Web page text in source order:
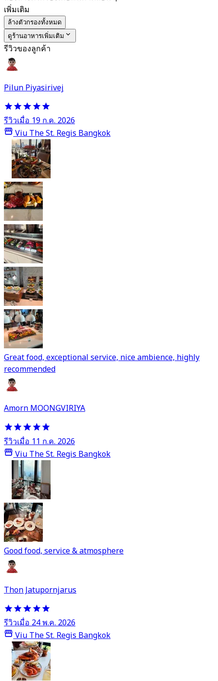
เพิ่มเติม
ล้างตัวกรองทั้งหมด
ดูร้านอาหารเพิ่มเติม
รีวิวของลูกค้า
Pilun Piyasirivej
รีวิวเมื่อ 19 ก.ค. 2026
Viu The St. Regis Bangkok
Great food, exceptional service, nice ambience, highly
recommended
Amorn MOONGVIRIYA
รีวิวเมื่อ 11 ก.ค. 2026
Viu The St. Regis Bangkok
Good food, service & atmosphere
Thon Jatupornjarus
รีวิวเมื่อ 24 พ.ค. 2026
Viu The St. Regis Bangkok